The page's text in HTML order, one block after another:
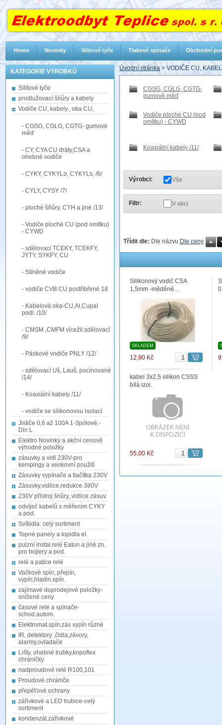
KATEGORIE VÝROBKŮ
Silitové tyče
prodlužovací šńůry a kabely
Vodiče CU, kabely., oka CU,
- CGSG, CGLG, CGTG- gumové
měď
- CY, CYA CU dráty,CSA a
ohebné vodiče
- CYKY, CYKYLo, CYKYLs, /6/
- CYLY, CYSY /7/
- ploché šňůry, CYH a jiné /13/
- Vodiče ploché CU (pod omítku)
- CYWD
- sdělovací TCEKY, TCEKFY,
JYTY, SYKFY, CU
- Stíněné vodiče
- vodiče CVB CU postříbřené 18
- Kabelová oka-CU,Al,Cupal
podl. /10/
- CMSM ,CMFM vícežil.sdělovací
/9/
- Páskové vodiče PNLY /12/
- sdělovací Uš, Lauš, pocínované
/14/
- Koaxiální kabely /11/
- vodiče se silikonovou isolací
Jističe 0,6 až 100A 1-3pólové,-
Din L
Elektro Novinky a akční cenově
výhodné položky
zásuvky a vidl 230V-pro
kempingy a venkovní použití
Zásuvky vypínače a tlačítka 230V
Zásuvky,vidlice,redukce 380V
230V přístroj šnůry, vidlice.zásuv.
odvíječ kabelů s měřením CYKY
a pod.
Svítiidla: celý sortiment
Topné panely a topidla el.
pulzní instal.relé Eaton a jiné zn.
pro bojlery a pod.
relé a patice relé
Vačkové spín, přepín,
vypín,hladin.spín.
zajímavé doprodejové položky-
snížené ceny
časové relé a spínače-
schod.autom.
Elektromat,spín,zás vypín různé
IR, detektory ,čidla,závory,
alarmy,ovladače
Lišty, ohebné trubky,kopoflex
chráničky
nadproudové relé R100,101
Proudové chrániče
přepěťové ochrany
zářivkové a LED trubice-celý
sortiment
kondenzát.zářivkové
Úvodní stránka > VODIČE CU,
CGSG, CGLG, CGTG-
gumové měď
Vodiče ploché CU (pod
omítku) - CYWD
Koaxiální kabely /11/
Výrobci: Vše
Filtr: V akci
Třídit dle: Dle názvu Dle ceny
Silikonový vodič CSA
1,5mm -měděné…
SKLADEM
12,90 Kč
kabel 3x2,5 silikon CSSS
bílá izol.
55,00 Kč
Home Novinky Silitové tyče Tlakové spínače Obchodní